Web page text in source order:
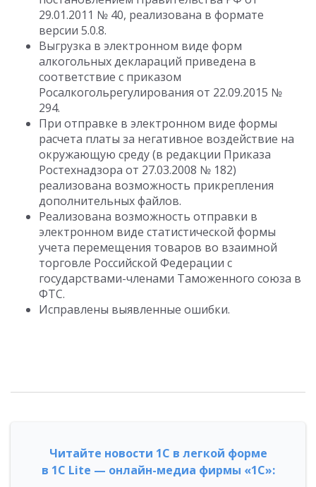
29.01.2011 № 40, реализована в формате
версии 5.0.8.
Выгрузка в электронном виде форм
алкогольных деклараций приведена в
соответствие с приказом
Росалкогольрегулирования от 22.09.2015 №
294.
При отправке в электронном виде формы
расчета платы за негативное воздействие на
окружающую среду (в редакции Приказа
Ростехнадзора от 27.03.2008 № 182)
реализована возможность прикрепления
дополнительных файлов.
Реализована возможность отправки в
электронном виде статистической формы
учета перемещения товаров во взаимной
торговле Российской Федерации с
государствами-членами Таможенного союза в
ФТС.
Исправлены выявленные ошибки.
Читайте новости 1С в легкой форме
в 1С Lite — онлайн-медиа фирмы «1С»: